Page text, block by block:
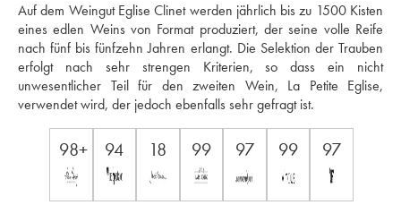
Auf dem Weingut Eglise Clinet werden jährlich bis zu 1500 Kisten
eines edlen Weins von Format produziert, der seine volle Reife
nach fünf bis fünfzehn Jahren erlangt. Die Selektion der Trauben
erfolgt nach sehr strengen Kriterien, so dass ein nicht
unwesentlicher Teil für den zweiten Wein, La Petite Eglise,
verwendet wird, der jedoch ebenfalls sehr gefragt ist.
98+ 94 18 99 97 99 97